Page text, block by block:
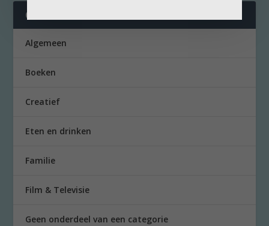
CATEGORIES
Algemeen
Boeken
Creatief
Eten en drinken
Familie
Film & Televisie
Geen onderdeel van een categorie